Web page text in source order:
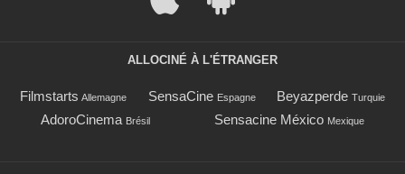
ALLOCINÉ À L'ÉTRANGER
Filmstarts Allemagne SensaCine Espagne Beyazperde Turquie
AdoroCinema Brésil Sensacine México Mexique